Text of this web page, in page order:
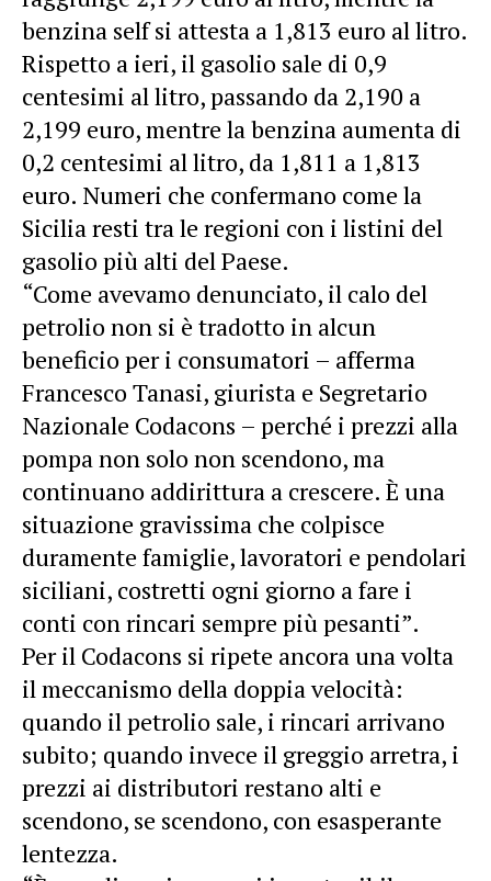
benzina self si attesta a 1,813 euro al litro.
Rispetto a ieri, il gasolio sale di 0,9
centesimi al litro, passando da 2,190 a
2,199 euro, mentre la benzina aumenta di
0,2 centesimi al litro, da 1,811 a 1,813
euro. Numeri che confermano come la
Sicilia resti tra le regioni con i listini del
gasolio più alti del Paese.
“Come avevamo denunciato, il calo del
petrolio non si è tradotto in alcun
beneficio per i consumatori – afferma
Francesco Tanasi, giurista e Segretario
Nazionale Codacons – perché i prezzi alla
pompa non solo non scendono, ma
continuano addirittura a crescere. È una
situazione gravissima che colpisce
duramente famiglie, lavoratori e pendolari
siciliani, costretti ogni giorno a fare i
conti con rincari sempre più pesanti”.
Per il Codacons si ripete ancora una volta
il meccanismo della doppia velocità:
quando il petrolio sale, i rincari arrivano
subito; quando invece il greggio arretra, i
prezzi ai distributori restano alti e
scendono, se scendono, con esasperante
lentezza.